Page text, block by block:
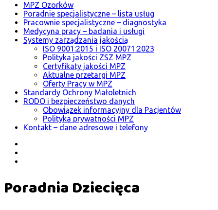
MPZ Ozorków
Poradnie specjalistyczne – lista usług
Pracownie specjalistyczne – diagnostyka
Medycyna pracy – badania i usługi
Systemy zarządzania jakością
ISO 9001:2015 i ISO 20071:2023
Polityka jakości ZSZ MPZ
Certyfikaty jakości MPZ
Aktualne przetargi MPZ
Oferty Pracy w MPZ
Standardy Ochrony Małoletnich
RODO i bezpieczeństwo danych
Obowiązek informacyjny dla Pacjentów
Polityka prywatności MPZ
Kontakt – dane adresowe i telefony
Poradnia Dziecięca